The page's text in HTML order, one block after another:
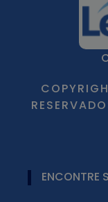
ENCONTRE